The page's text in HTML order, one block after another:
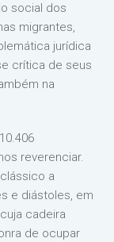
social dos
migrantes,
jurídica
crítica de seus
na
reverenciar.
a
e diástoles, em
cadeira
de ocupar